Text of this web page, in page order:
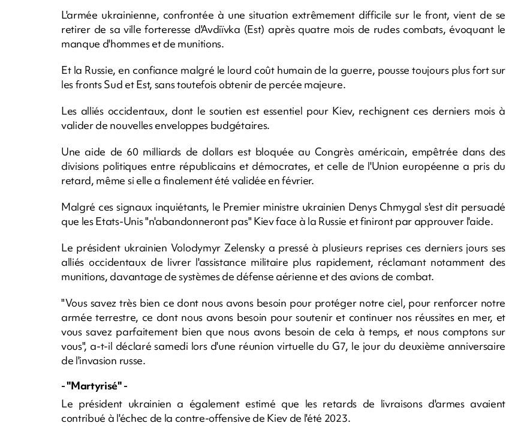
L'armée ukrainienne, confrontée à une situation extrêmement difficile sur le front, vient de se
retirer de sa ville forteresse d'Avdiïvka (Est) après quatre mois de rudes combats, évoquant le
manque d'hommes et de munitions.
Et la Russie, en confiance malgré le lourd coût humain de la guerre, pousse toujours plus fort sur
les fronts Sud et Est, sans toutefois obtenir de percée majeure.
Les alliés occidentaux, dont le soutien est essentiel pour Kiev, rechignent ces derniers mois à
valider de nouvelles enveloppes budgétaires.
Une aide de 60 milliards de dollars est bloquée au Congrès américain, empêtrée dans des
divisions politiques entre républicains et démocrates, et celle de l'Union européenne a pris du
retard, même si elle a finalement été validée en février.
Malgré ces signaux inquiétants, le Premier ministre ukrainien Denys Chmygal s'est dit persuadé
que les Etats-Unis "n'abandonneront pas" Kiev face à la Russie et finiront par approuver l'aide.
Le président ukrainien Volodymyr Zelensky a pressé à plusieurs reprises ces derniers jours ses
alliés occidentaux de livrer l'assistance militaire plus rapidement, réclamant notamment des
munitions, davantage de systèmes de défense aérienne et des avions de combat.
"Vous savez très bien ce dont nous avons besoin pour protéger notre ciel, pour renforcer notre
armée terrestre, ce dont nous avons besoin pour soutenir et continuer nos réussites en mer, et
vous savez parfaitement bien que nous avons besoin de cela à temps, et nous comptons sur
vous", a-t-il déclaré samedi lors d'une réunion virtuelle du G7, le jour du deuxième anniversaire
de l'invasion russe.
- "Martyrisé" -
Le président ukrainien a également estimé que les retards de livraisons d'armes avaient
contribué à l'échec de la contre-offensive de Kiev de l'été 2023.